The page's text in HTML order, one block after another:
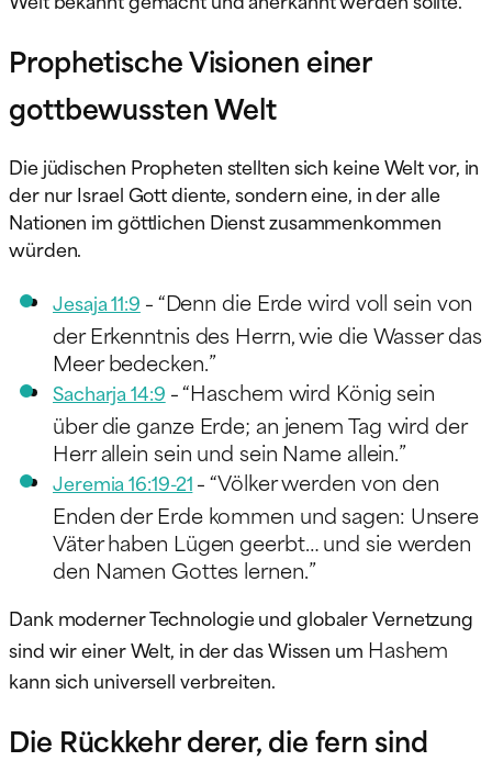
Prophetische Visionen einer
gottbewussten Welt
Die jüdischen Propheten stellten sich keine Welt vor, in
der nur Israel Gott diente, sondern eine, in der alle
Nationen im göttlichen Dienst zusammenkommen
würden.
Jesaja 11:9 –“Denn die Erde wird voll sein von
der Erkenntnis des Herrn, wie die Wasser das
Meer bedecken.”
Sacharja 14:9 –“Haschem wird König sein
über die ganze Erde; an jenem Tag wird der
Herr allein sein und sein Name allein.”
Jeremia 16:19-21–“Völker werden von den
Enden der Erde kommen und sagen: Unsere
Väter haben Lügen geerbt… und sie werden
den Namen Gottes lernen.”
Dank moderner Technologie und globaler Vernetzung
sind wir einer Welt, in der das Wissen um Hashem
kann sich universell verbreiten.
Die Rückkehr derer, die fern sind